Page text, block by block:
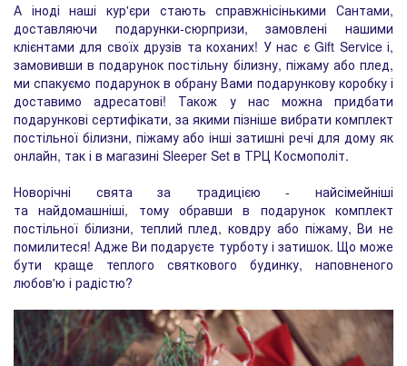
А іноді наші кур'єри стають справжнісінькими Сантами,
доставляючи подарунки-сюрпризи, замовлені нашими
клієнтами для своїх друзів та коханих! У нас є Gift Service і,
замовивши в подарунок постільну білизну, піжаму або плед,
ми спакуємо подарунок в обрану Вами подарункову коробку і
доставимо адресатові! Також у нас можна придбати
подарункові сертифікати, за якими пізніше вибрати комплект
постільної білизни, піжаму або інші затишні речі для дому як
онлайн, так і в магазині Sleeper Set в ТРЦ Космополіт.
Новорічні свята за традицією - найсімейніші
та найдомашніші, тому обравши в подарунок комплект
постільної білизни, теплий плед, ковдру або піжаму, Ви не
помилитеся! Адже Ви подаруєте турботу і затишок. Що може
бути краще теплого святкового будинку, наповненого
любов'ю і радістю?